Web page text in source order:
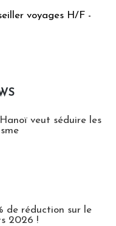
voyages H/F -
veut séduire les
de réduction sur le
2026 !